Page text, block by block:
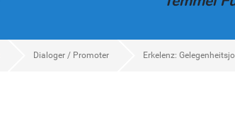
Dialoger / Promoter Erkelenz: